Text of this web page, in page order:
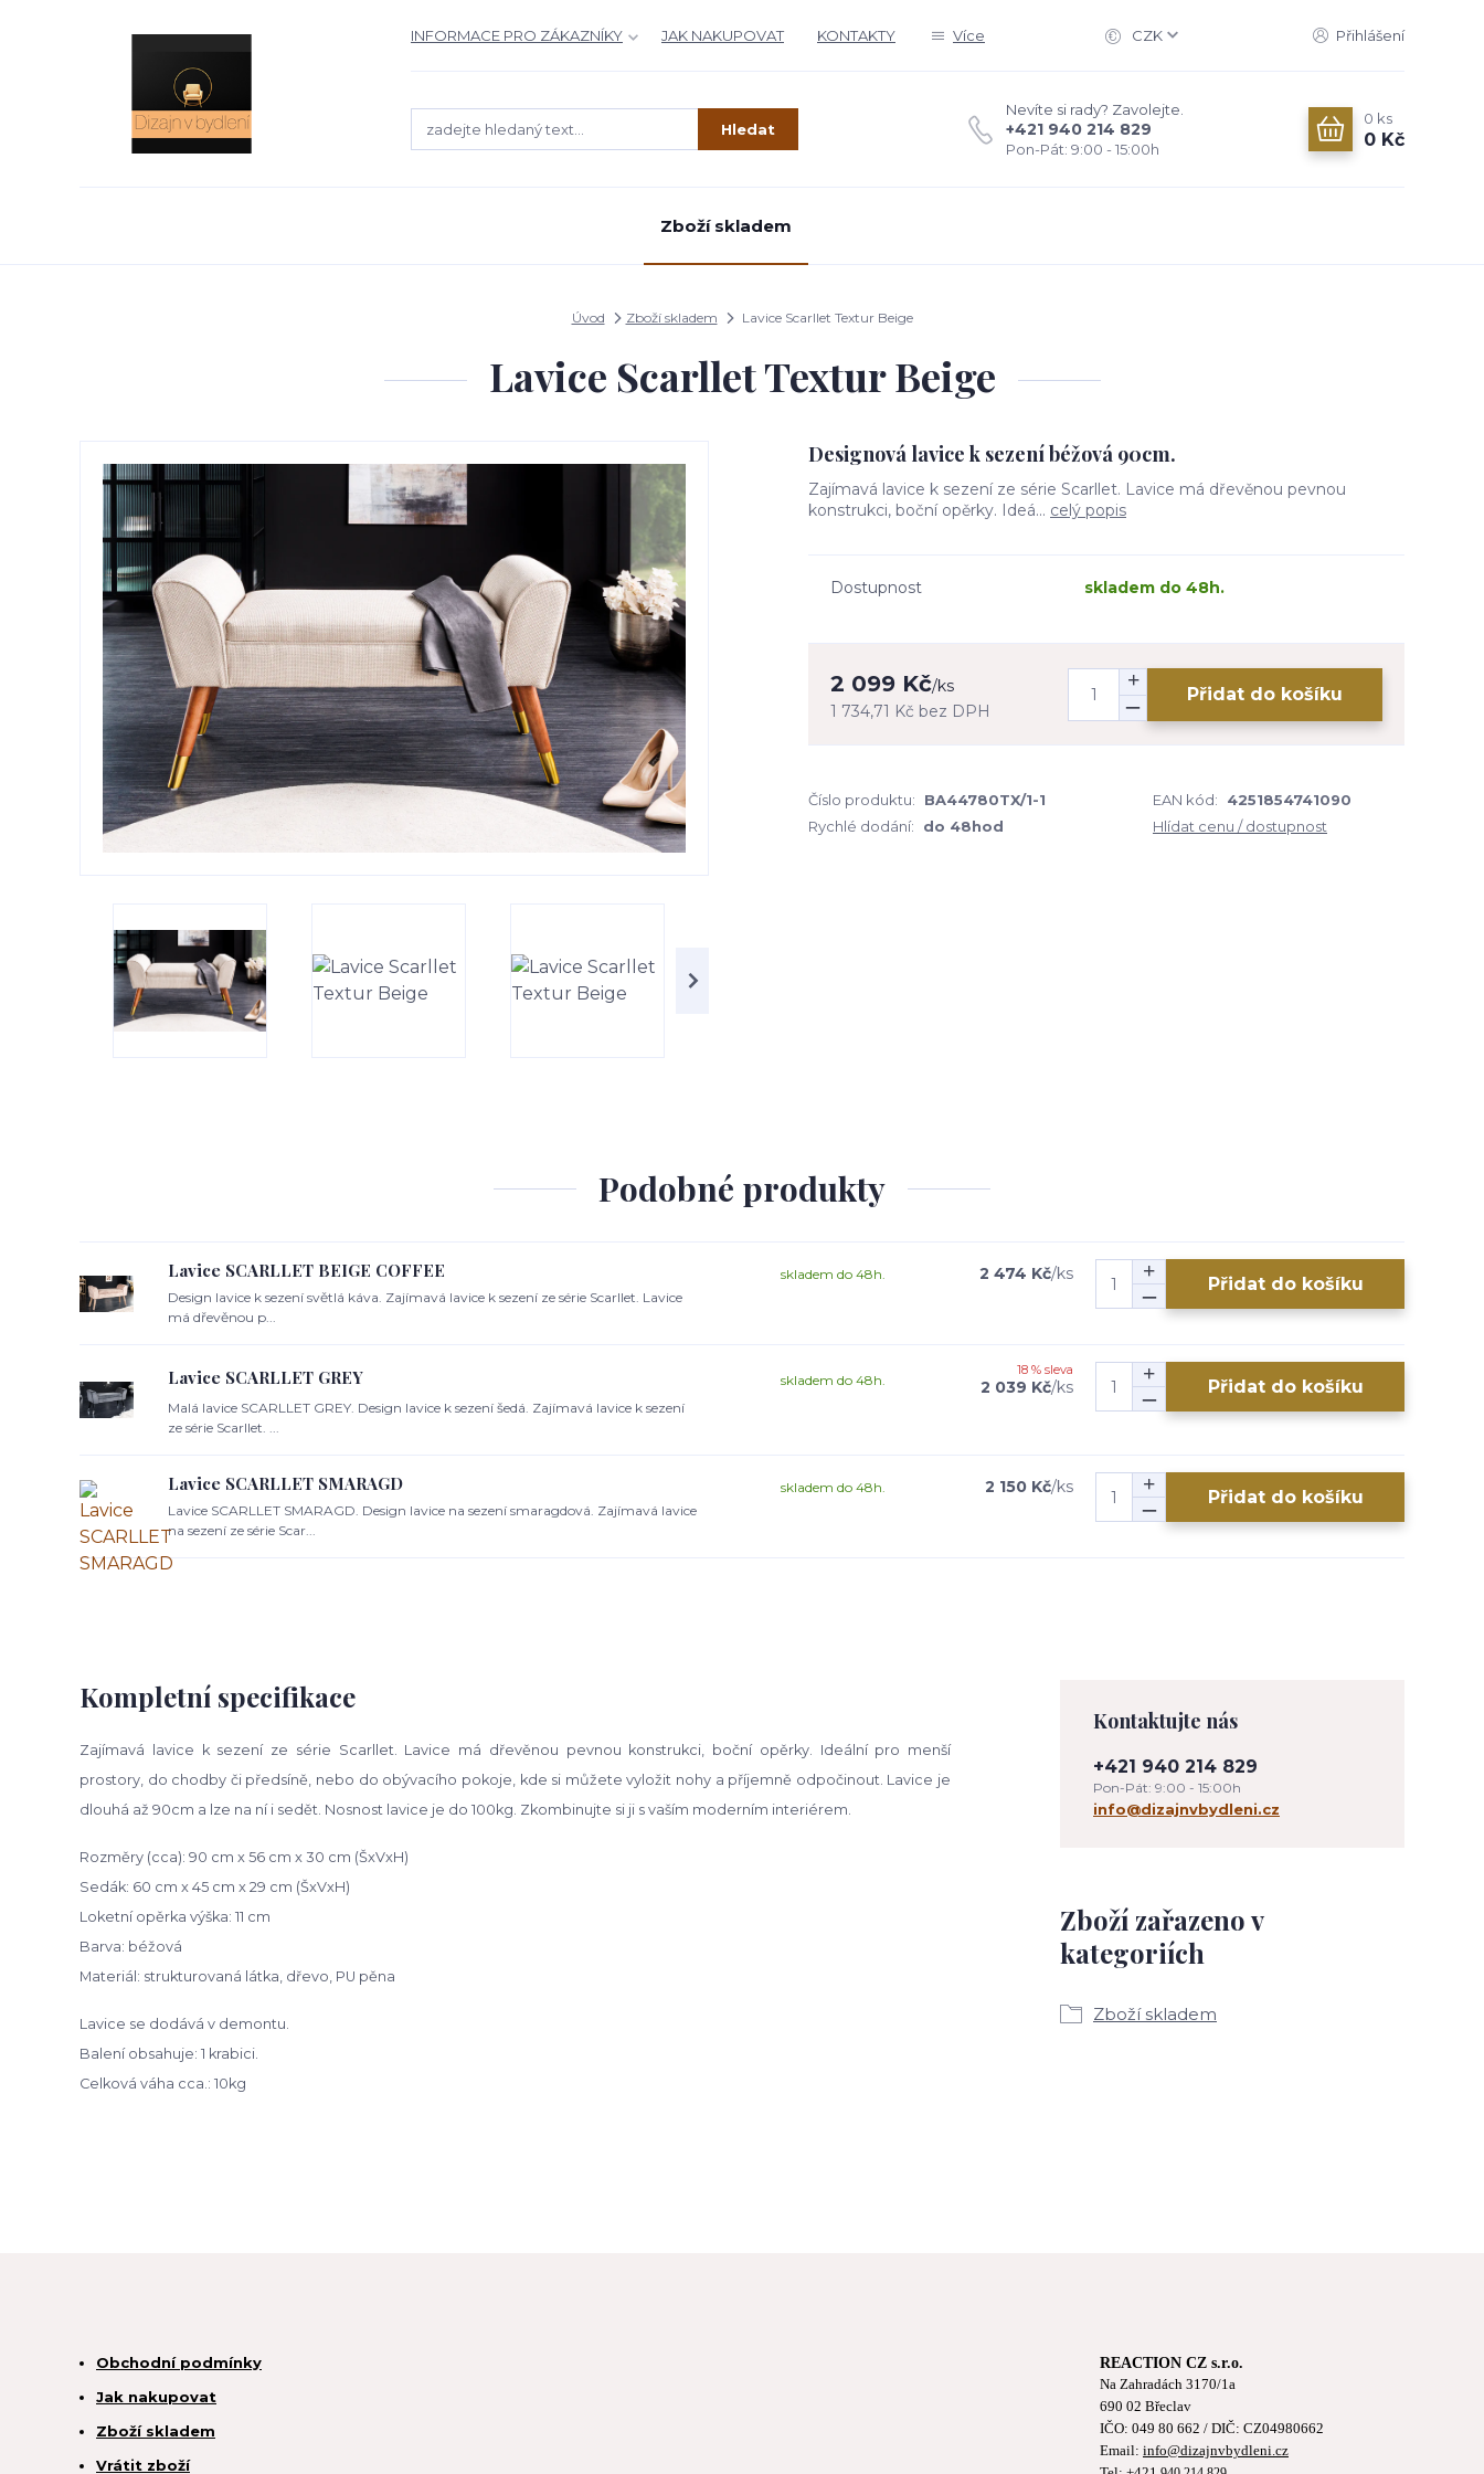
INFORMACE PRO ZÁKAZNÍKY JAK NAKUPOVAT KONTAKTY Více CZK Přihlášení
Hledat
Nevíte si rady? Zavolejte.
+421 940 214 829
Pon-Pát: 9:00 - 15:00h
0 ks
0 Kč
Zboží skladem
Úvod Zboží skladem Lavice Scarllet Textur Beige
Lavice Scarllet Textur Beige
Designová lavice k sezení béžová 90cm.
Zajímavá lavice k sezení ze série Scarllet. Lavice má dřevěnou pevnou
konstrukci, boční opěrky. Ideá... celý popis
Dostupnost skladem do 48h.
2 099 Kč/ks
1 734,71 Kč bez DPH
Přidat do košíku
Číslo produktu: BA44780TX/1-1 EAN kód:
4251854741090
Rychlé dodání:
do 48hod Hlídat cenu / dostupnost
Podobné produkty
Lavice SCARLLET BEIGE COFFEE
Design lavice k sezení světlá káva. Zajímavá lavice k sezení ze série Scarllet. Lavice
má dřevěnou p...
2 474 Kč/ks
skladem do 48h. Přidat do košíku
Lavice SCARLLET GREY
Malá lavice SCARLLET GREY. Design lavice k sezení šedá. Zajímavá lavice k sezení
ze série Scarllet. ...
18 % sleva
2 039 Kč/ks
skladem do 48h. Přidat do košíku
Lavice SCARLLET SMARAGD
Lavice SCARLLET SMARAGD. Design lavice na sezení smaragdová. Zajímavá lavice
na sezení ze série Scar...
2 150 Kč/ks
skladem do 48h. Přidat do košíku
Kompletní specifikace
Zajímavá lavice k sezení ze série Scarllet. Lavice má dřevěnou pevnou konstrukci, boční opěrky. Ideální pro menší
prostory, do chodby či předsíně, nebo do obývacího pokoje, kde si můžete vyložit nohy a příjemně odpočinout. Lavice je
dlouhá až 90cm a lze na ní i sedět. Nosnost lavice je do 100kg. Zkombinujte si ji s vaším moderním interiérem.
Rozměry (cca): 90 cm x 56 cm x 30 cm (ŠxVxH)
Sedák: 60 cm x 45 cm x 29 cm (ŠxVxH)
Loketní opěrka výška: 11 cm
Barva: béžová
Materiál: strukturovaná látka, dřevo, PU pěna
Lavice se dodává v demontu.
Balení obsahuje: 1 krabici.
Celková váha cca.: 10kg
Zboží zařazeno v
kategoriích
Zboží skladem
Kontaktujte nás
+421 940 214 829
Pon-Pát: 9:00 - 15:00h
info@dizajnvbydleni.cz
Obchodní podmínky
Jak nakupovat
Zboží skladem
Vrátit zboží
REACTION CZ s.r.o.
Na Zahradách 3170/1a
690 02 Břeclav
IČO: 049 80 662 / DIČ: CZ04980662
Email: info@dizajnvbydleni.cz